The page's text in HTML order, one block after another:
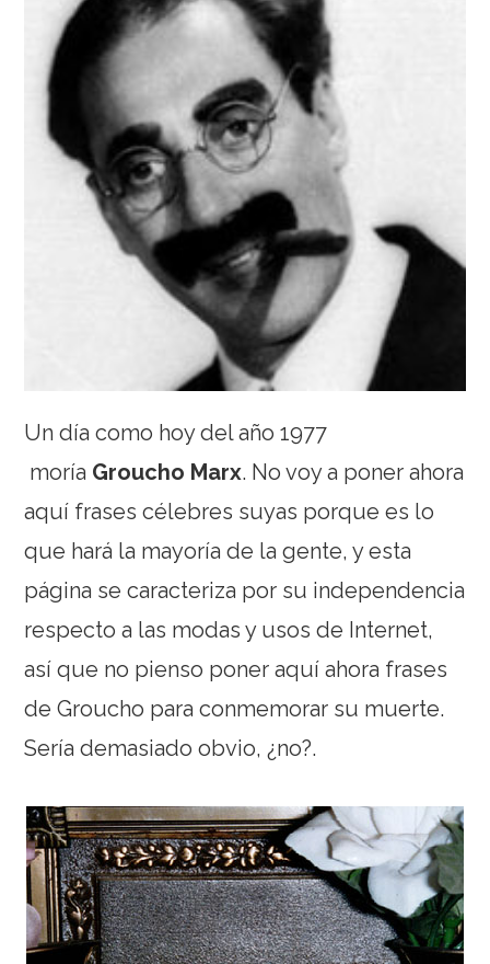
Un día como hoy del año 1977
moría Groucho Marx. No voy a poner ahora
aquí frases célebres suyas porque es lo
que hará la mayoría de la gente, y esta
página se caracteriza por su independencia
respecto a las modas y usos de Internet,
así que no pienso poner aquí ahora frases
de Groucho para conmemorar su muerte.
Sería demasiado obvio, ¿no?.